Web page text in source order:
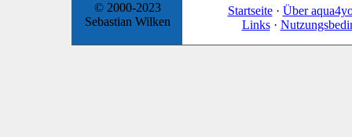
© 2000-2023
Sebastian Wilken
Startseite· Über
Links·